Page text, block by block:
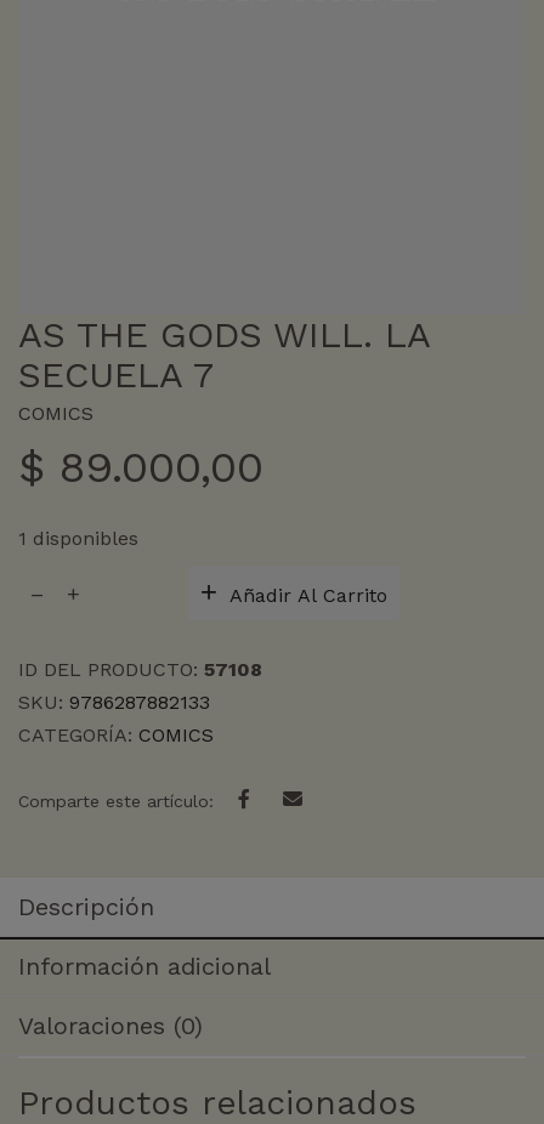
AS THE GODS WILL. LA
SECUELA 7
COMICS
$ 89.000,00
1 disponibles
THE
LA
SECUELA
7
Añadir Al Carrito
ID DEL PRODUCTO: 57108
SKU: 9786287882133
CATEGORÍA: COMICS
Comparte este artículo:
Descripción
Información adicional
Valoraciones (0)
Productos relacionados